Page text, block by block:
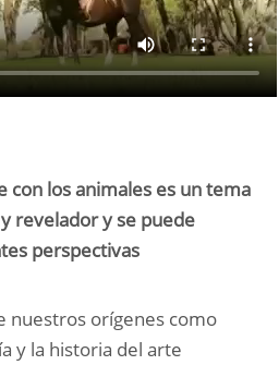
con los animales es un tema
revelador y se puede
perspectivas
nuestros orígenes como
y la historia del arte